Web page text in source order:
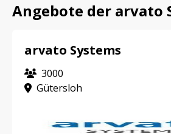
Angebote der arvato
arvato Systems
3000
Gütersloh